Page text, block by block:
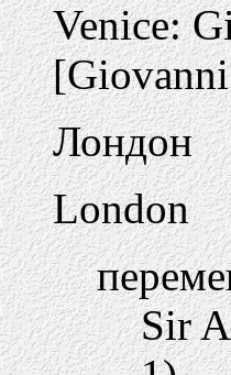
Venice:
Лондон
London
Sir